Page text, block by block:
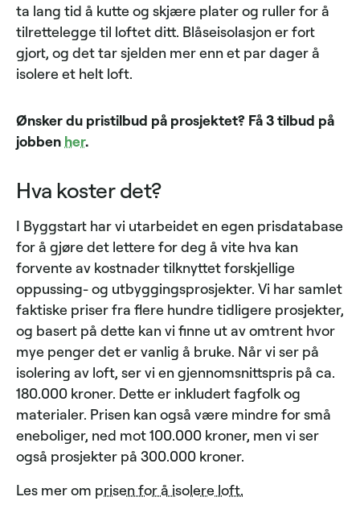
ta lang tid å kutte og skjære plater og ruller for å
tilrettelegge til loftet ditt. Blåseisolasjon er fort
gjort, og det tar sjelden mer enn et par dager å
isolere et helt loft.
Ønsker du pristilbud på prosjektet? Få 3 tilbud på
jobben her.
Hva koster det?
I Byggstart har vi utarbeidet en egen prisdatabase
for å gjøre det lettere for deg å vite hva kan
forvente av kostnader tilknyttet forskjellige
oppussing- og utbyggingsprosjekter. Vi har samlet
faktiske priser fra flere hundre tidligere prosjekter,
og basert på dette kan vi finne ut av omtrent hvor
mye penger det er vanlig å bruke. Når vi ser på
isolering av loft, ser vi en gjennomsnittspris på ca.
180.000 kroner. Dette er inkludert fagfolk og
materialer. Prisen kan også være mindre for små
eneboliger, ned mot 100.000 kroner, men vi ser
også prosjekter på 300.000 kroner.
Les mer om prisen for å isolere loft.